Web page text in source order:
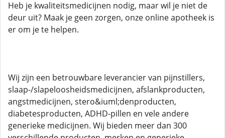
Heb je kwaliteitsmedicijnen nodig, maar wil je niet de
deur uit? Maak je geen zorgen, onze online apotheek is
er om je te helpen.
Wij zijn een betrouwbare leverancier van pijnstillers,
slaap-/slapeloosheidsmedicijnen, afslankproducten,
angstmedicijnen, stero&iuml;denproducten,
diabetesproducten, ADHD-pillen en vele andere
generieke medicijnen. Wij bieden meer dan 300